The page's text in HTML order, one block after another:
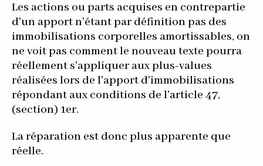
Les actions ou parts acquises en contrepartie
d'un apport n'étant par définition pas des
immobilisations corporelles amortissables, on
ne voit pas comment le nouveau texte pourra
réellement s'appliquer aux plus-values
réalisées lors de l'apport d'immobilisations
répondant aux conditions de l'article 47,
(section) 1er.
La réparation est donc plus apparente que
réelle.